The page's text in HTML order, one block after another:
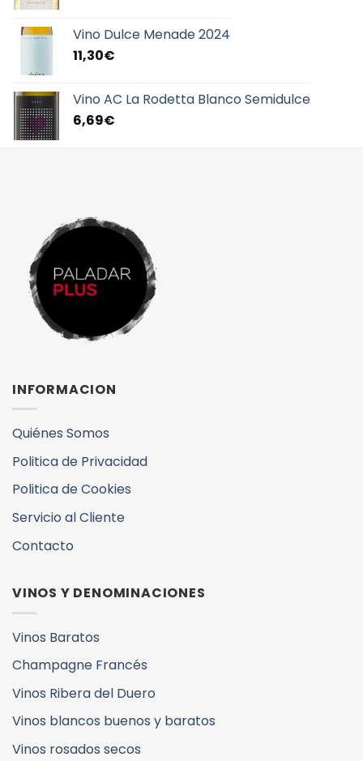
Vino Dulce Menade 2024
11,30€
Vino AC La Rodetta Blanco Semidulce
6,69€
INFORMACION
Quiénes Somos
Politica de Privacidad
Politica de Cookies
Servicio al Cliente
Contacto
VINOS Y DENOMINACIONES
Vinos Baratos
Champagne Francés
Vinos Ribera del Duero
Vinos blancos buenos y baratos
Vinos rosados secos